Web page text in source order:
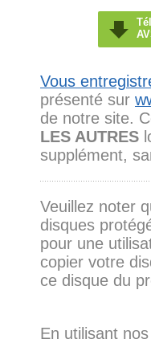
Vous
présenté sur
de notre site.
LES AUTRES
supplément,
Veuillez noter
disques
pour une
copier votre
ce disque du
En utilisant